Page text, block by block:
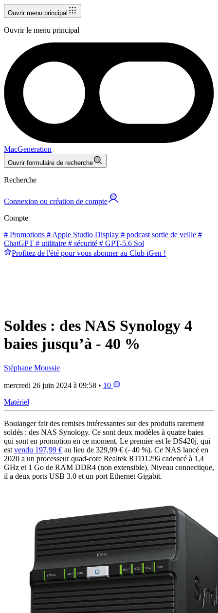
Ouvrir menu principal
Ouvrir le menu principal
MacGeneration
Ouvrir formulaire de recherche
Recherche
Connexion ou création de compte
Compte
# Promotions # Apple Studio Display # podcast sortie de veille #
ChatGPT # utilitaire # sécurité # GPT-5.6 Sol
Profitez de l'été pour vous abonner au Club iGen !
Soldes : des NAS Synology 4
baies jusqu’à - 40 %
Stéphane Moussie
mercredi 26 juin 2024 à 09:58 • 10
Matériel
Boulanger fait des remises intéressantes sur des produits rarement
soldés : des NAS Synology. Ce sont deux modèles à quatre baies
qui sont en promotion en ce moment. Le premier est le DS420j, qui
est vendu 197,99 € au lieu de 329,99 € (- 40 %). Ce NAS lancé en
2020 a un processeur quad-core Realtek RTD1296 cadencé à 1,4
GHz et 1 Go de RAM DDR4 (non extensible). Niveau connectique,
il a deux ports USB 3.0 et un port Ethernet Gigabit.